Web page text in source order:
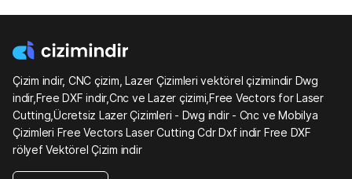
Çizim indir, CNC çizim, Lazer Çizimleri vektörel çizimindir Dwg
indir,Free DXF indir,Cnc ve Lazer çizimi,Free Vectors for Laser
Cutting,Ücretsiz Lazer Çizimleri - Dwg indir - Cnc ve Mobilya
Çizimleri Free Vectors Laser Cutting Cdr Dxf indir Free DXF
rölyef Vektörel Çizim indir